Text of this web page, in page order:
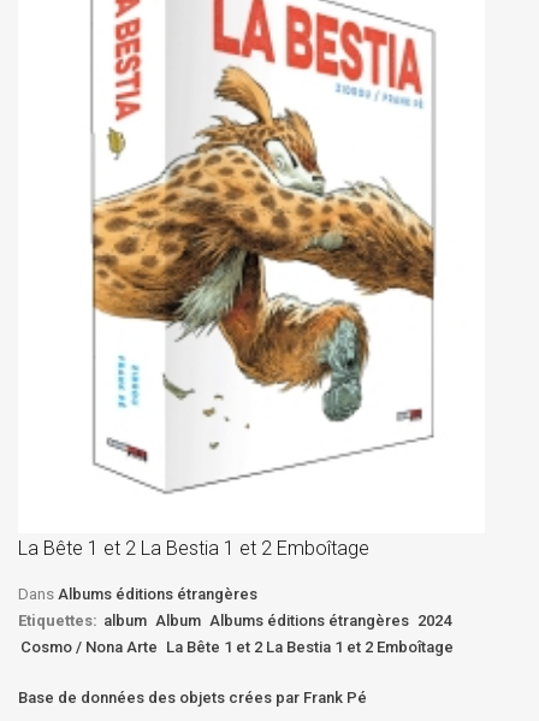
La Bête 1 et 2 La Bestia 1 et 2 Emboîtage
Dans Albums éditions étrangères
Etiquettes: album Album Albums éditions étrangères 2024
Cosmo / Nona Arte La Bête 1 et 2 La Bestia 1 et 2 Emboîtage
Base de données des objets crées par Frank Pé